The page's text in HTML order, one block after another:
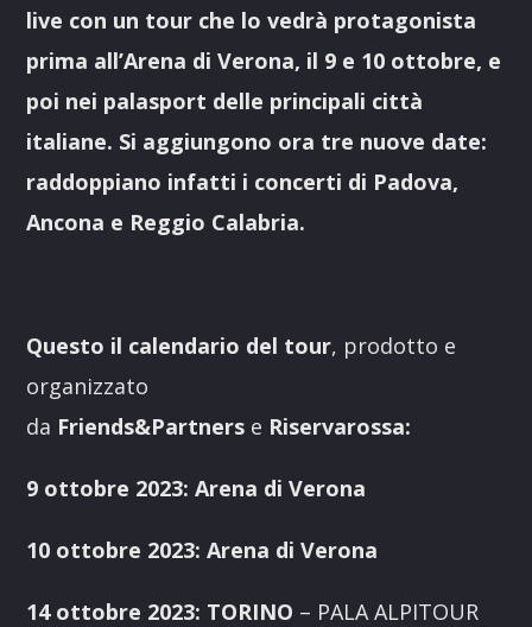
live con un tour che lo vedrà protagonista
prima all’Arena di Verona, il 9 e 10 ottobre, e
poi nei palasport delle principali città
italiane. Si aggiungono ora tre nuove date:
raddoppiano infatti i concerti di Padova,
Ancona e Reggio Calabria.
Questo il calendario del tour, prodotto e
organizzato
da Friends&Partners e Riservarossa:
9 ottobre 2023: Arena di Verona
10 ottobre 2023: Arena di Verona
14 ottobre 2023: TORINO – PALA ALPITOUR